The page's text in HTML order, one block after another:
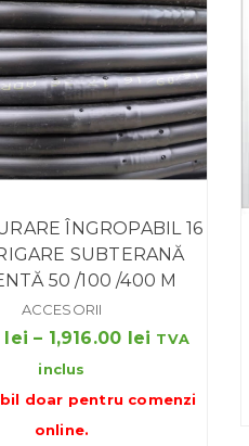
ÎNGROPABIL 16
SUBTERANĂ
50 /100 /400 M
ACCESORII
lei – 1,916.00 lei Interval
prețuri:
TVA
inclus
doar pentru comenzi
online.